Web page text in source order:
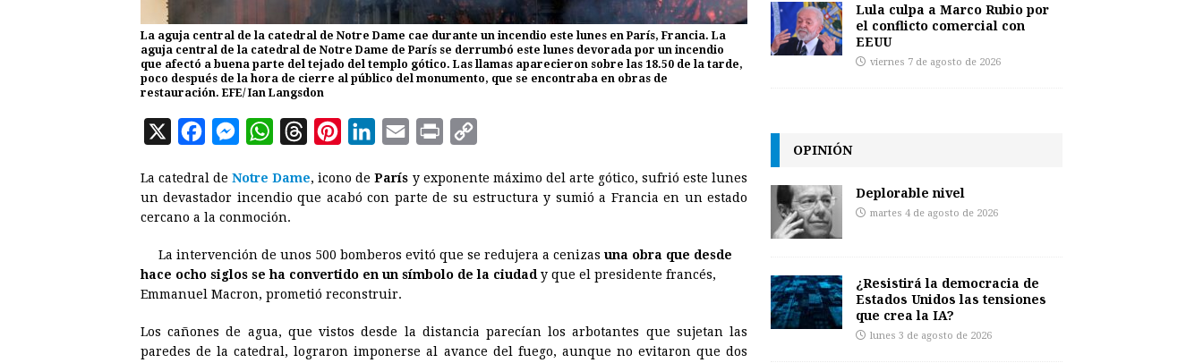
La aguja central de la catedral de Notre Dame cae durante un incendio este lunes en París, Francia. La
aguja central de la catedral de Notre Dame de París se derrumbó este lunes devorada por un incendio
que afectó a buena parte del tejado del templo gótico. Las llamas aparecieron sobre las 18.50 de la tarde,
poco después de la hora de cierre al público del monumento, que se encontraba en obras de
restauración. EFE/ Ian Langsdon
X
c
e
o
o
M
s
s
n
g
r
W
a
t
A
p
r
d
s
n
r
e
t
n
d
I
a
i
p
i
La catedral deNotre Dame, icono deParís y exponente máximo del arte gótico, sufrió este lunes
un devastador incendio que acabó con parte de su estructura y sumió a Francia en un estado
cercano a la conmoción.
La intervención de unos 500 bomberos evitó que se redujera a cenizas una obra que desde
hace ocho siglos se ha convertido en un símbolo de la ciudad y que el presidente francés,
Emmanuel Macron, prometió reconstruir.
Los cañones de agua, que vistos desde la distancia parecían los arbotantes que sujetan las
paredes de la catedral, lograron imponerse al avance del fuego, aunque no evitaron que dos
Lula culpa a Marco Rubio por
el conflicto comercial con
EEUU
viernes 7 de agosto de 2026
OPINIÓN
Deplorable nivel
martes 4 de agosto de 2026
¿Resistirá la democracia de
Estados Unidos las tensiones
que crea la IA?
lunes 3 de agosto de 2026